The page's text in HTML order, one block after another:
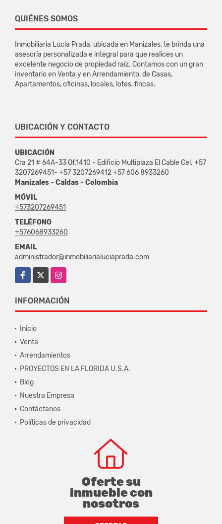
QUIÉNES SOMOS
Inmobiliaria Lucía Prada, ubicada en Manizales, te brinda una
asesoría personalizada e integral para que realices un
excelente negocio de propiedad raíz. Contamos con un gran
inventario en Venta y en Arrendamiento, de Casas,
Apartamentos, oficinas, locales, lotes, fincas.
UBICACIÓN Y CONTACTO
UBICACIÓN
Cra 21 # 64A-33 Of.1410 - Edificio Multiplaza El Cable Cel. +57
3207269451- +57 3207269412 +57 606 8933260
Manizales - Caldas - Colombia
MÓVIL
+573207269451
TELÉFONO
+576068933260
EMAIL
administrador@inmobiliarialuciaprada.com
Facebook
Instagram
INFORMACIÓN
Inicio
Venta
Arrendamientos
PROYECTOS EN LA FLORIDA U.S.A.
Blog
Nuestra Empresa
Contáctanos
Políticas de privacidad
Oferte su
inmueble con
nosotros